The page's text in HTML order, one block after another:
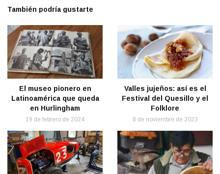
También podría gustarte
El museo pionero en
Latinoamérica que queda
en Hurlingham
19 de febrero de 2024
Valles jujeños: así es el
Festival del Quesillo y el
Folklore
8 de noviembre de 2023